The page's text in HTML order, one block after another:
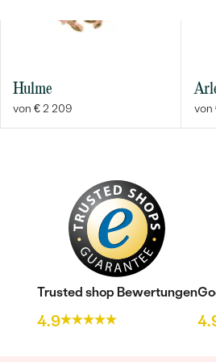
ANSEHEN
Hulme
von € 2 209 von
Trusted shop Bewertungen
4.9